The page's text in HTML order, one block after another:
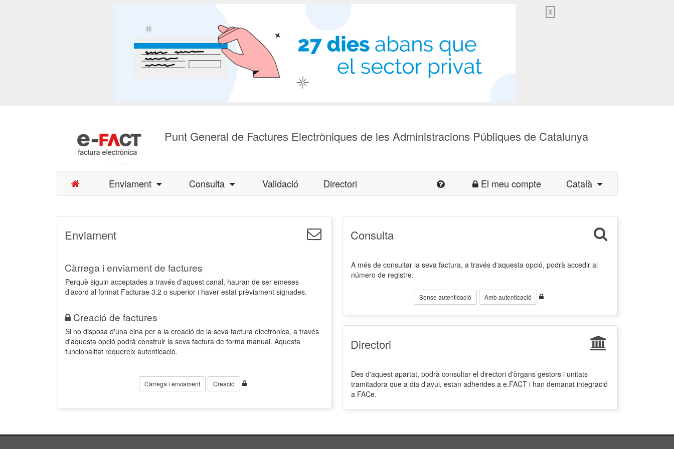
X
Punt General de Factures Electròniques de les Administracions Públiques de Catalunya
Enviament Consulta Validació Directori El meu compte Català
Enviament
Càrrega i enviament de factures
Perquè siguin acceptades a través d'aquest canal, hauran de ser emeses
d'acord al format Facturae 3.2 o superior i haver estat prèviament signades.
Creació de factures
Si no disposa d'una eina per a la creació de la seva factura electrònica, a través
d'aquesta opció podrà construir la seva factura de forma manual. Aquesta
funcionalitat requereix autenticació.
Càrrega i enviament Creació
Consulta
A més de consultar la seva factura, a través d'aquesta opció, podrà accedir al
número de registre.
Sense autenticació Amb autenticació
Directori
Des d'aquest apartat, podrà consultar el directori d'òrgans gestors i unitats
tramitadora que a dia d'avui, estan adherides a e.FACT i han demanat integració
a FACe.